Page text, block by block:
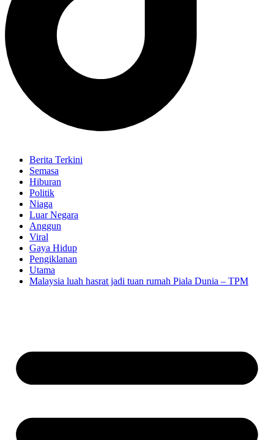
Berita Terkini
Semasa
Hiburan
Politik
Niaga
Luar Negara
Anggun
Viral
Gaya Hidup
Pengiklanan
Utama
Malaysia luah hasrat jadi tuan rumah Piala Dunia – TPM